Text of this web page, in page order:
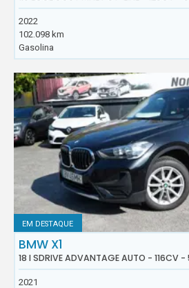
2022
102.098 km
Gasolina
EM DESTAQUE
BMW X1
18 I SDRIVE ADVANTAGE AUTO - 116CV -
2021